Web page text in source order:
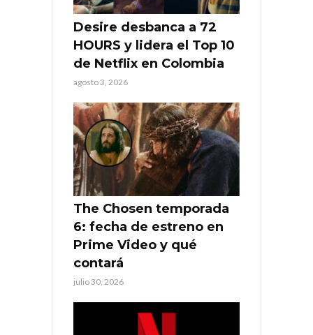
Desire desbanca a 72
HOURS y lidera el Top 10
de Netflix en Colombia
agosto 3, 2026
The Chosen temporada
6: fecha de estreno en
Prime Video y qué
contará
julio 30, 2026